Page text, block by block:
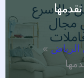
الرياض